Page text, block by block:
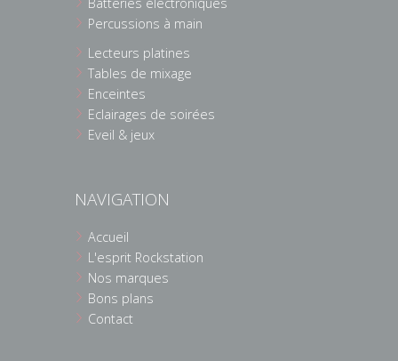
Percussions à main
Lecteurs platines
Tables de mixage
Enceintes
Eclairages de soirées
Eveil & jeux
NAVIGATION
Accueil
L'esprit Rockstation
Nos marques
Bons plans
Contact